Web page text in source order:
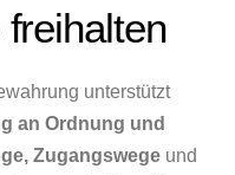
unterstützt
an Ordnung und
Zugangswege und